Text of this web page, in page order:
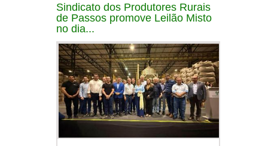
Sindicato dos Produtores Rurais
de Passos promove Leilão Misto
no dia...